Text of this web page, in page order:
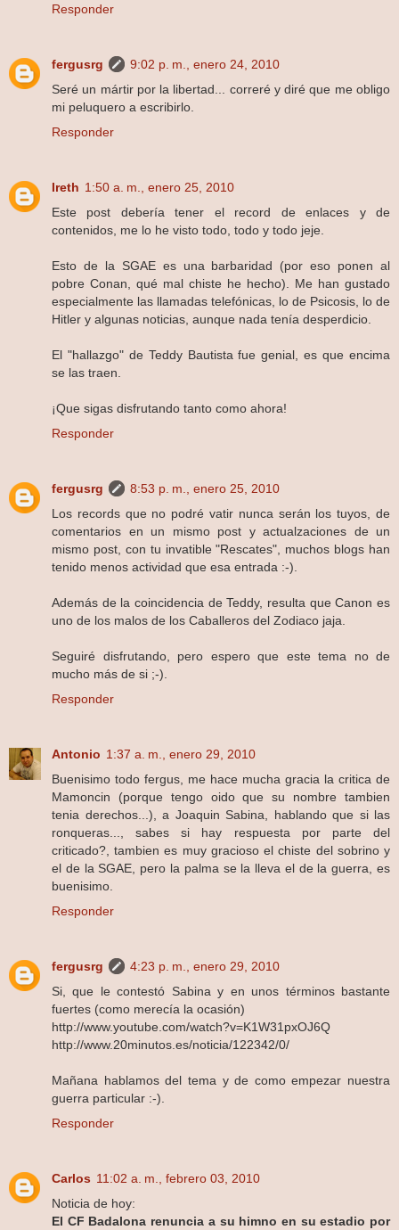
Responder
fergusrg
9:02 p. m., enero 24, 2010
Seré un mártir por la libertad... correré y diré que me obligo
mi peluquero a escribirlo.
Responder
Ireth 1:50 a. m., enero 25, 2010
Este post debería tener el record de enlaces y de
contenidos, me lo he visto todo, todo y todo jeje.
Esto de la SGAE es una barbaridad (por eso ponen al
pobre Conan, qué mal chiste he hecho). Me han gustado
especialmente las llamadas telefónicas, lo de Psicosis, lo de
Hitler y algunas noticias, aunque nada tenía desperdicio.
El "hallazgo" de Teddy Bautista fue genial, es que encima
se las traen.
¡Que sigas disfrutando tanto como ahora!
Responder
fergusrg
8:53 p. m., enero 25, 2010
Los records que no podré vatir nunca serán los tuyos, de
comentarios en un mismo post y actualzaciones de un
mismo post, con tu invatible "Rescates", muchos blogs han
tenido menos actividad que esa entrada :-).
Además de la coincidencia de Teddy, resulta que Canon es
uno de los malos de los Caballeros del Zodiaco jaja.
Seguiré disfrutando, pero espero que este tema no de
mucho más de si ;-).
Responder
Antonio 1:37 a. m., enero 29, 2010
Buenisimo todo fergus, me hace mucha gracia la critica de
Mamoncin (porque tengo oido que su nombre tambien
tenia derechos...), a Joaquin Sabina, hablando que si las
ronqueras..., sabes si hay respuesta por parte del
criticado?, tambien es muy gracioso el chiste del sobrino y
el de la SGAE, pero la palma se la lleva el de la guerra, es
buenisimo.
Responder
fergusrg
4:23 p. m., enero 29, 2010
Si, que le contestó Sabina y en unos términos bastante
fuertes (como merecía la ocasión)
http://www.youtube.com/watch?v=K1W31pxOJ6Q
http://www.20minutos.es/noticia/122342/0/
Mañana hablamos del tema y de como empezar nuestra
guerra particular :-).
Responder
Carlos 11:02 a. m., febrero 03, 2010
Noticia de hoy:
El CF Badalona renuncia a su himno en su estadio por